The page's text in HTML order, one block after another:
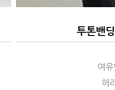
투톤밴
여
허